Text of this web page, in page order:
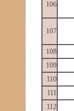
106
107
108
109
110
111
112